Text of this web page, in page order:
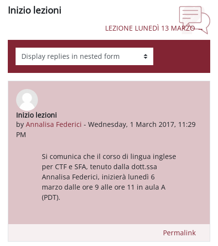
Inizio lezioni
LEZIONE LUNEDÌ 13 MARZO →
Display mode
Inizio lezioni
by Annalisa Federici - Wednesday, 1 March 2017, 11:29
PM
Number of replies: 0
Si comunica che il corso di lingua inglese
per CTF e SFA, tenuto dalla dott.ssa
Annalisa Federici, inizierà lunedì 6
marzo dalle ore 9 alle ore 11 in aula A
(PDT).
Permalink